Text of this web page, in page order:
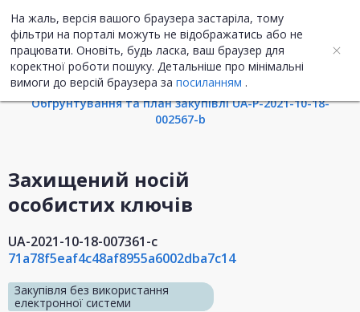
На жаль, версія вашого браузера застаріла, тому
фільтри на порталі можуть не відображатись або не
працювати. Оновіть, будь ласка, ваш браузер для
коректної роботи пошуку. Детальніше про мінімальні
вимоги до версій браузера за посиланням .
UA ENG
Інформація про закупівлю
Обгрунтування та план закупівлі UA-P-2021-10-18-
002567-b
Захищений носій
особистих ключів
UA-2021-10-18-007361-c
71a78f5eaf4c48af8955a6002dba7c14
Закупівля без використання
електронної системи